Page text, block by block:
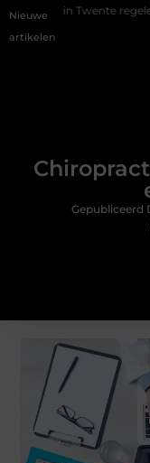
Nieuwe
artikelen
regelen Wat zero-
Gepubliceerd